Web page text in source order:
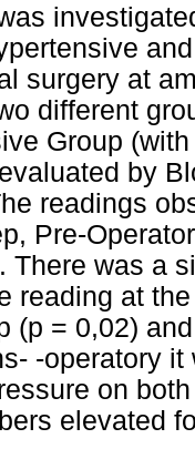
surgery at
different
Group
by
readings
Pre-
There was a
reading at
(p = 0,02)
-operatory
on
elevated